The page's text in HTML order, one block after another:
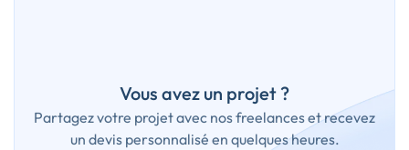
Vous avez un projet ?
Partagez votre projet avec nos freelances et recevez
un devis personnalisé en quelques heures.